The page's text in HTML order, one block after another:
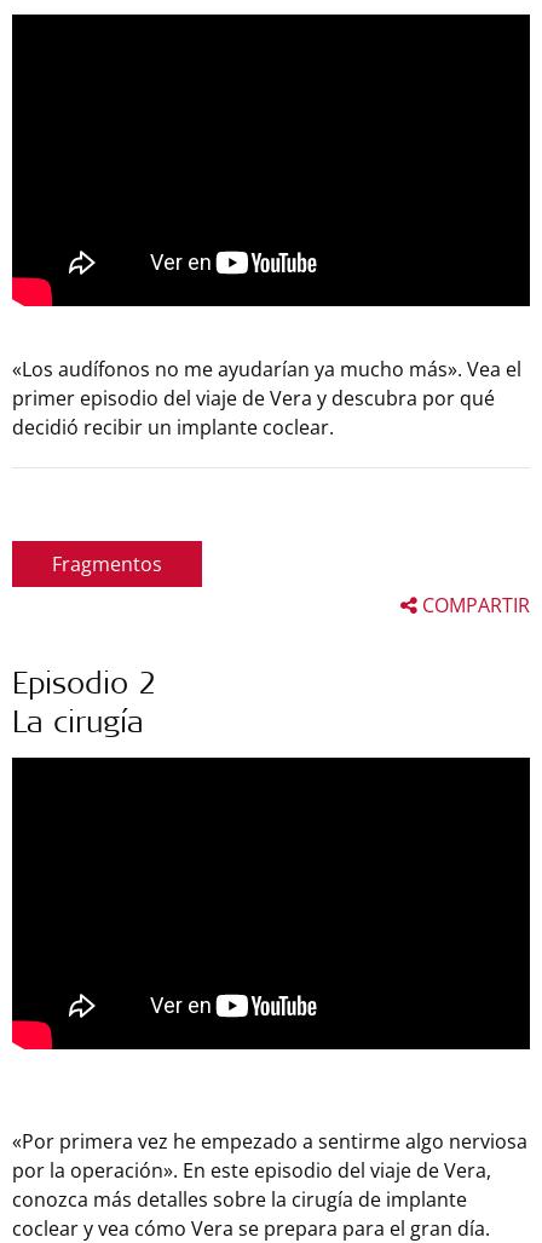
«Los audífonos no me ayudarían ya mucho más». Vea el
primer episodio del viaje de Vera y descubra por qué
decidió recibir un implante coclear.
Fragmentos
COMPARTIR
Episodio 2
La cirugía
«Por primera vez he empezado a sentirme algo nerviosa
por la operación». En este episodio del viaje de Vera,
conozca más detalles sobre la cirugía de implante
coclear y vea cómo Vera se prepara para el gran día.